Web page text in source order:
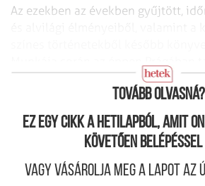
Az ezekben az években gyűjtött,
Alva Edisonnal is készített interjút.
Tovább olvasná?
Ez egy cikk a hetilapból, amit
követően
Vagy vásárolja meg a lapot az